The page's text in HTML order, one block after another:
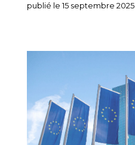
publié le 15 septembre 2025